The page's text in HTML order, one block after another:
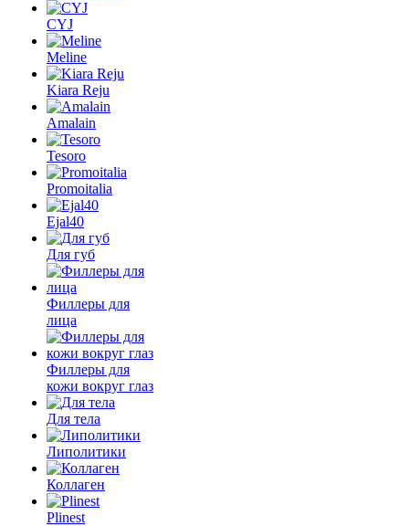
CYJ
Meline
Kiara Reju
Amalain
Tesoro
Promoitalia
Ejal40
Для губ
Филлеры для
лица
Филлеры для
кожи вокруг глаз
Для тела
Липолитики
Коллаген
Plinest